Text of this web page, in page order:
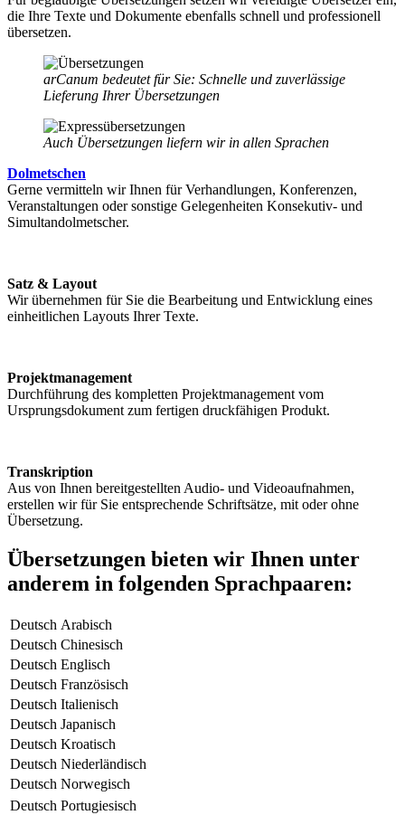
die Ihre Texte und Dokumente ebenfalls schnell und professionell
übersetzen.
arCanum bedeutet für Sie: Schnelle und zuverlässige
Lieferung Ihrer Übersetzungen
Auch Übersetzungen liefern wir in allen Sprachen
Dolmetschen
Gerne vermitteln wir Ihnen für Verhandlungen, Konferenzen,
Veranstal­tungen oder sonstige Gelegenheiten Konsekutiv- und
Simultandolmetscher.
Satz & Layout
Wir übernehmen für Sie die Bearbeitung und Entwicklung eines
einheitlichen Layouts Ihrer Texte.
Projektmanagement
Durchführung des kompletten Projektmanagement vom
Ursprungsdokument zum fertigen druckfähigen Produkt.
Transkription
Aus von Ihnen bereitgestellten Audio- und Videoaufnahmen,
erstellen wir für Sie entsprechende Schriftsätze, mit oder ohne
Übersetzung.
Übersetzungen bieten wir Ihnen unter
anderem in folgenden Sprachpaaren:
Deutsch Arabisch
Deutsch Chinesisch
Deutsch Englisch
Deutsch Französisch
Deutsch Italienisch
Deutsch Japanisch
Deutsch Kroatisch
Deutsch Niederländisch
Deutsch Norwegisch
Deutsch Portugiesisch